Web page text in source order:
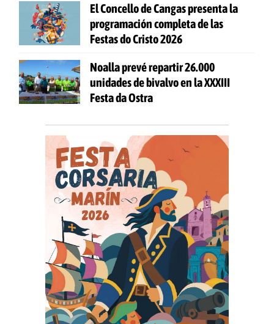
El Concello de Cangas presenta la
programación completa de las
Festas do Cristo 2026
Noalla prevé repartir 26.000
unidades de bivalvo en la XXXIII
Festa da Ostra